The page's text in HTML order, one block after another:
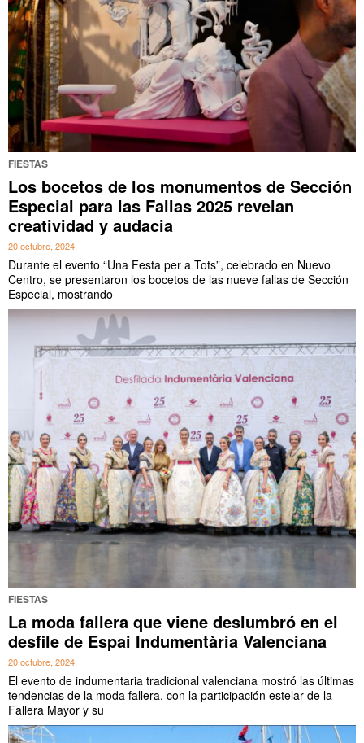
FIESTAS
Los bocetos de los monumentos de Sección
Especial para las Fallas 2025 revelan
creatividad y audacia
20 octubre, 2024
Durante el evento “Una Festa per a Tots”, celebrado en Nuevo
Centro, se presentaron los bocetos de las nueve fallas de Sección
Especial, mostrando
FIESTAS
La moda fallera que viene deslumbró en el
desfile de Espai Indumentària Valenciana
20 octubre, 2024
El evento de indumentaria tradicional valenciana mostró las últimas
tendencias de la moda fallera, con la participación estelar de la
Fallera Mayor y su